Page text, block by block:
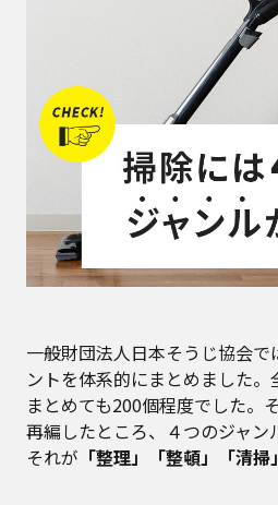
一般財団法人日本そうじ協会
ントを体系的にまとめました
まとめても200個程度でした。
再編したところ、４つのジャン
それが 「整理」「整頓」「清掃